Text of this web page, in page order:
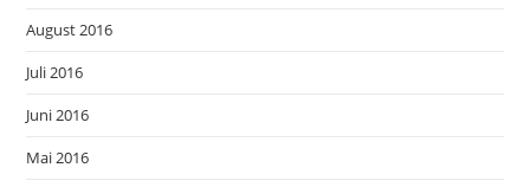
August 2016
Juli 2016
Juni 2016
Mai 2016